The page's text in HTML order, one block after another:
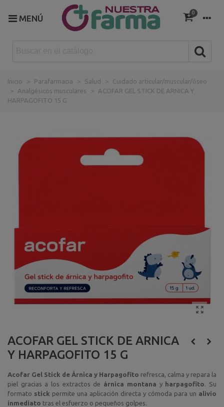
MENÚ
0
Inicio > Parafarmacia > Salud >
Cuidado articular/muscular/óseo
>
Analgésicos musculares >
ACOFAR GEL STICK DE ARNICA Y
HARPAGOFITO 15 G
ACOFAR GEL STICK DE ARNICA
Y HARPAGOFITO 15 G
Acofar Gel Stick de Árnica y Harpagofito refresca, calma y repara la
piel gracias a los extractos de árnica montana y harpagofito . Su
formato stick permite una aplicación directa y cómoda para un alivio
inmediato tras el esfuerzo o pequeños golpes.